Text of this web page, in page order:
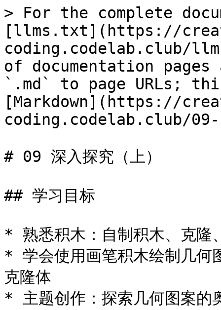
> For the complete
[llms.txt](https://
coding.codelab.club/
of documentation
`.md` to page URLs;
[Markdown](https://
coding.codelab.club/
# 09 深入探究（上）
## 学习目标
* 熟悉积木：自制积木、克
* 学会使用画笔积木绘制几何
克隆体
* 主题创作：探索几何图案的